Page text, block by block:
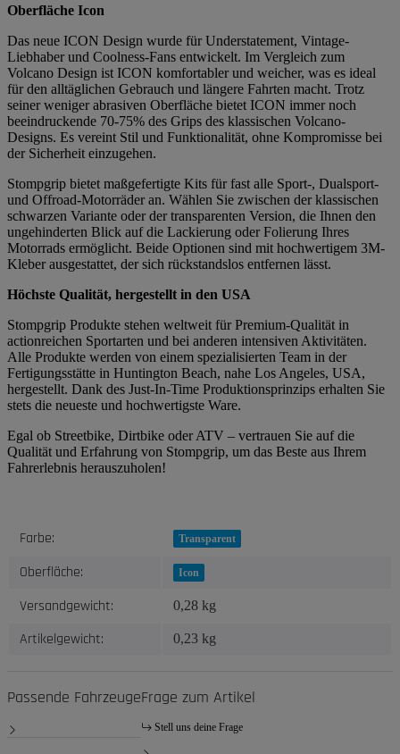
Oberfläche Icon
Das neue ICON Design wurde für Understatement, Vintage-
Liebhaber und Coolness-Fans entwickelt. Im Vergleich zum
Volcano Design ist ICON komfortabler und weicher, was es ideal
für den alltäglichen Gebrauch und längere Fahrten macht. Trotz
seiner weniger abrasiven Oberfläche bietet ICON immer noch
beeindruckende 70-75% des Grips des klassischen Volcano-
Designs. Es vereint Stil und Funktionalität, ohne Kompromisse bei
der Sicherheit einzugehen.
Stompgrip bietet maßgefertigte Kits für fast alle Sport-, Dualsport-
und Offroad-Motorräder an. Wählen Sie zwischen der klassischen
schwarzen Variante oder der transparenten Version, die Ihnen den
ungehinderten Blick auf die Lackierung oder Folierung Ihres
Motorrads ermöglicht. Beide Optionen sind mit hochwertigem 3M-
Kleber ausgestattet, der sich rückstandslos entfernen lässt.
Höchste Qualität, hergestellt in den USA
Stompgrip Produkte stehen weltweit für Premium-Qualität in
actionreichen Sportarten und bei anderen intensiven Aktivitäten.
Alle Produkte werden von einem spezialisierten Team in der
Fertigungsstätte in Huntington Beach, nahe Los Angeles, USA,
hergestellt. Dank des Just-In-Time Produktionsprinzips erhalten Sie
stets die neueste und hochwertigste Ware.
Egal ob Streetbike, Dirtbike oder ATV – vertrauen Sie auf die
Qualität und Erfahrung von Stompgrip, um das Beste aus Ihrem
Fahrerlebnis herauszuholen!
Produkteigenschaft
Wert
Farbe: Transparent
Oberfläche: Icon
Versandgewicht: 0,28 kg
Artikelgewicht: 0,23 kg
Passende FahrzeugeFrage zum Artikel
Stell uns deine Frage